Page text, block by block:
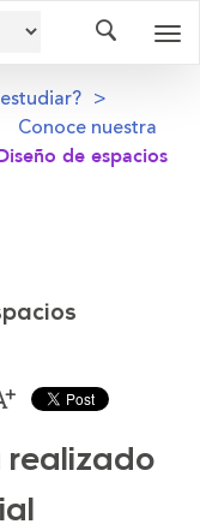
Conoce nuestra
de espacios
Disminuir
de
la
letra
realizado